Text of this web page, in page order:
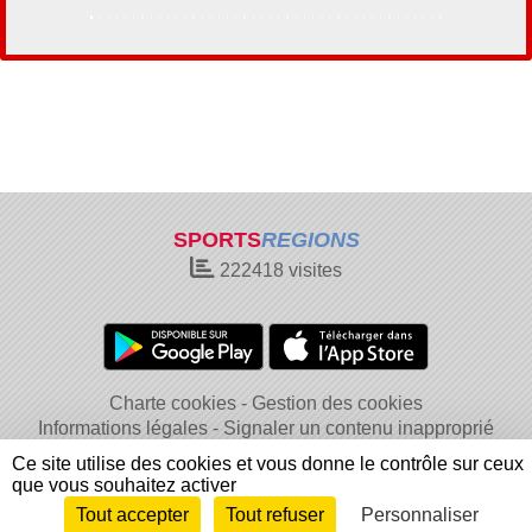
SPORTSREGIONS
222418 visites
Charte cookies
Gestion des cookies
Informations légales
Signaler un contenu inapproprié
Envie de participer ? Connexion
Ce site utilise des cookies et vous donne le contrôle sur ceux
que vous souhaitez activer
Tout accepter
Tout refuser Personnaliser